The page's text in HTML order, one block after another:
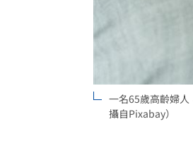
市場到酒場料理
油品食安事件引
一名65歲高齡婦
攝自Pixabay）